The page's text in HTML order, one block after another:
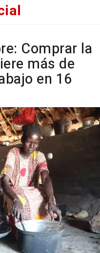
Comprar la
más de
en 16